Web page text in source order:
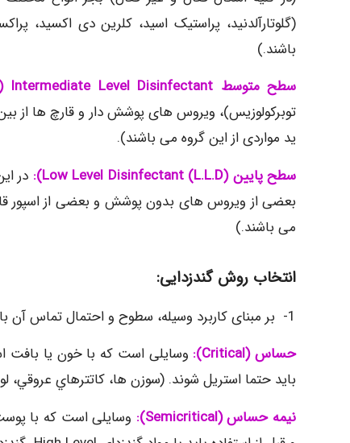
(گلوتارآلدنید، پراستیک اسید، کلرین دی اکسید،
باشند.)
سطح متوسط Intermediate Level Disinfectant):
ید مواردی از این گروه می باشند).
سطح پايين(L.L.D) Low Level Disinfectant):
در
بعضی از ویروس های بدون پوشش و بعضی از اسپور
می باشند.)
انتخاب روش گندزدایی:
1- بر مبنای کاربرد وسیله، سطوح و احتمال تماس آن با میکروارگانیسم ها
حساس(Critical)
: وسایلی است که با خون یا بافت
باید حتما استریل شوند. (سوزن ها، كاتترهاي عروقي،
نیمه حساس(
Semicritical
)
: وسایلی است که با